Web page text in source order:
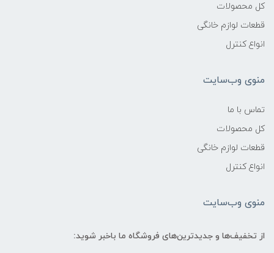
کل محصولات
قطعات لوازم خانگی
انواع کنترل
منوی وب‌سایت
تماس با ما
کل محصولات
قطعات لوازم خانگی
انواع کنترل
منوی وب‌سایت
از تخفیف‌ها و جدیدترین‌های فروشگاه ما باخبر شوید: